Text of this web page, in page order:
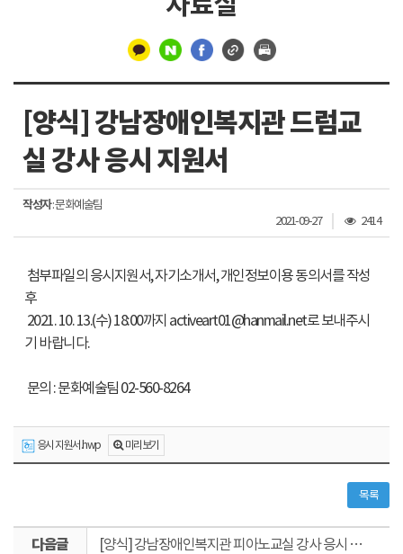
분
선
[양식] 강남장애인복지관 드럼교
실 강사 응시 지원서
작성자: 문화예술팀
2021-09-27
조
회
2414
첨부파일의 응시지원서, 자기소개서, 개인정보이용 동의서를 작성
후
2021. 10. 13.(수) 18:00까지 activeart01@hanmail.net로 보내주시
기 바랍니다.
문의 : 문화예술팀 02-560-8264
응시 지원서.hwp 미리보기
목록
[양식] 강남장애인복지관 피아노교실 강사 응시 지원서